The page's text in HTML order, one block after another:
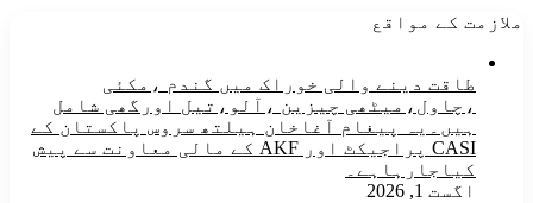
ملازمت کے مواقع
طاقت دینے والی خوراک میں گندم ،مکئی
،چاول،میٹھی چیزین ،آلو،تیل اورگھی شامل
ہیں۔یہ پیغام آغاخان ہیلتھ سروس پاکستان کے
CASI پراجیکٹ اور AKF کے مالی معاونت سے پیش
کیاجارہاہے۔
اگست 1, 2026